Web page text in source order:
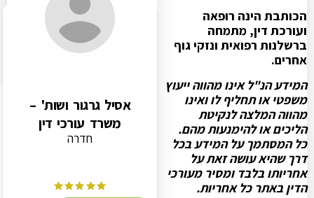
הכותבת הינה רופאה
ועורכת דין, מתמחה
ברשלנות רפואית ונזקי גוף
אחרים.
המידע הנ"ל אינו מהווה ייעוץ
משפטי או תחליף לו ואינו
מהווה המלצה לנקיטת
הליכים או להימנעות מהם.
כל המסתמך על המידע בכל
דרך שהיא עושה זאת על
אחריותו בלבד ומסיר מעורכי
הדין באתר כל אחריות.
אסיל גרגור ושות' –
משרד עורכי דין
חדרה